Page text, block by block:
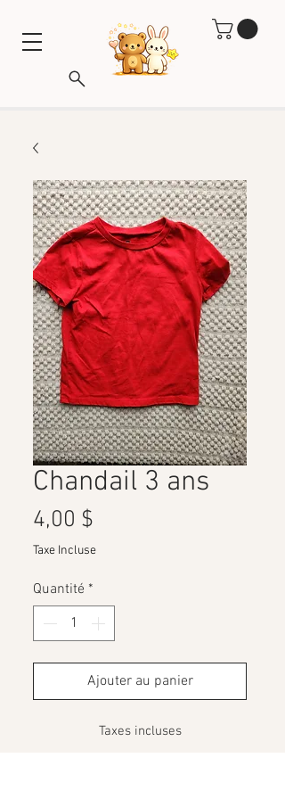
Chandail 3 ans
4,00 $
Taxe Incluse
Quantité *
Ajouter au panier
Taxes incluses